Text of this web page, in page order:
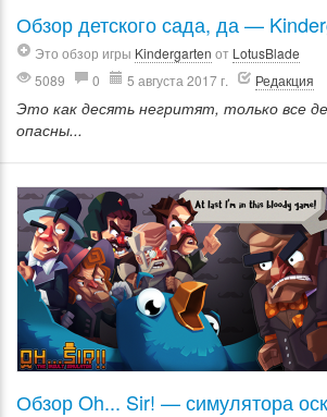
Обзор детского сада, да —
Это обзор игры Kindergarten от LotusBlade
5089
0 5 августа 2017 г. Редакция
Это как десять негритят, только все
опасны...
Обзор Oh... Sir! — симулятора